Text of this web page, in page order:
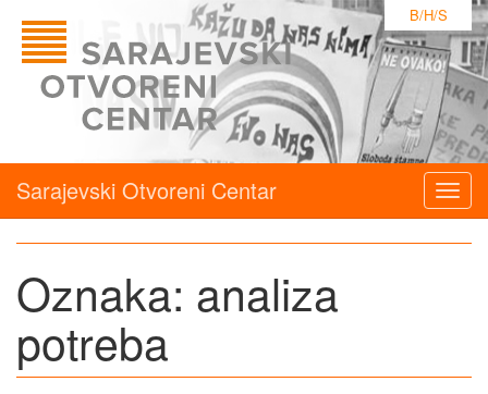
B/H/S
Sarajevski Otvoreni Centar
Oznaka: analiza
potreba